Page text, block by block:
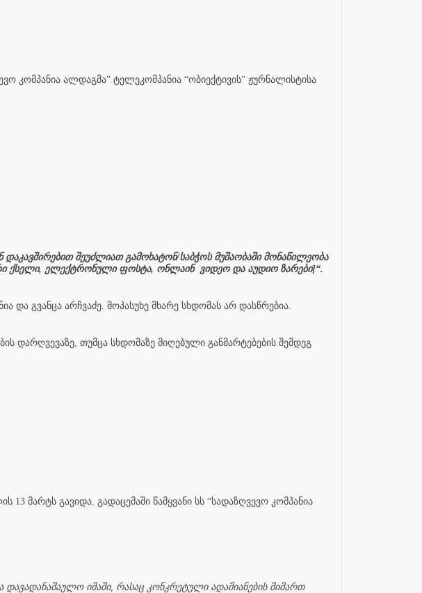
კომპანია ალდაგმა” ტელეკომპანია “ობიექტივის” ჟურნალისტისა
შეუძლიათ გამოხატონ/საბჭოს მუშაობაში მონაწილეობა
ქსელი, ელექტრონული ფოსტა, ონლაინ ვიდეო და აუდიო ზარები]“.
და გვანცა არჩვაძე. მოპასუხე მხარე სხდომას არ დასწრებია.
დარღვევაზე, თუმცა სხდომაზე მიღებული განმარტებების შემდეგ
13 მარტს გავიდა. გადაცემაში წამყვანი სს “სადაზღვევო კომპანია
დავადანაშაულო იმაში, რასაც კონკრეტული ადამიანების მიმართ